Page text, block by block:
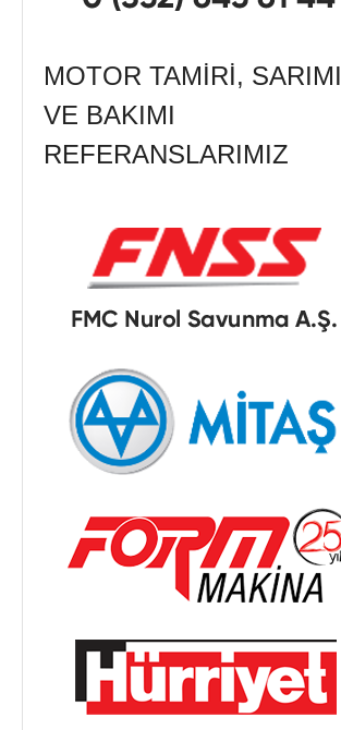
MOTOR TAMIRI, SARIMI
VE BAKIMI
REFERANSLARIMIZ